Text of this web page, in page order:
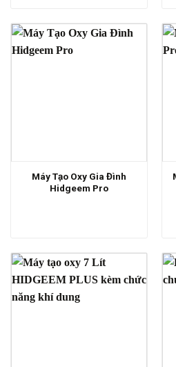
Máy Tạo Oxy Gia Đình
Hidgeem Pro